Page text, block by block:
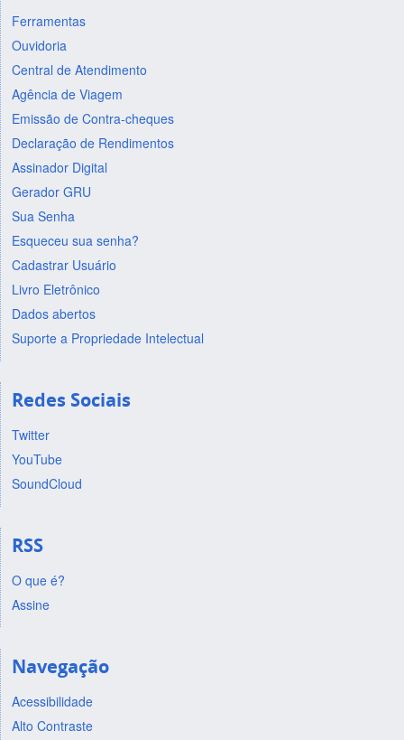
Ferramentas
Ouvidoria
Central de Atendimento
Agência de Viagem
Emissão de Contra-cheques
Declaração de Rendimentos
Assinador Digital
Gerador GRU
Sua Senha
Esqueceu sua senha?
Cadastrar Usuário
Livro Eletrônico
Dados abertos
Suporte a Propriedade Intelectual
Redes Sociais
Twitter
YouTube
SoundCloud
RSS
O que é?
Assine
Navegação
Acessibilidade
Alto Contraste